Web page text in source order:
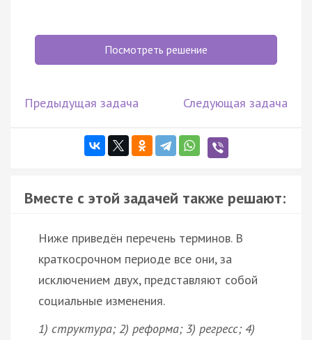
Посмотреть решение
Предыдущая задача Следующая задача
Вместе с этой задачей также решают:
Ниже приведён перечень терминов. В
краткосрочном периоде все они, за
исключением двух, представляют собой
социальные изменения.
1) структура; 2) реформа; 3) регресс; 4)